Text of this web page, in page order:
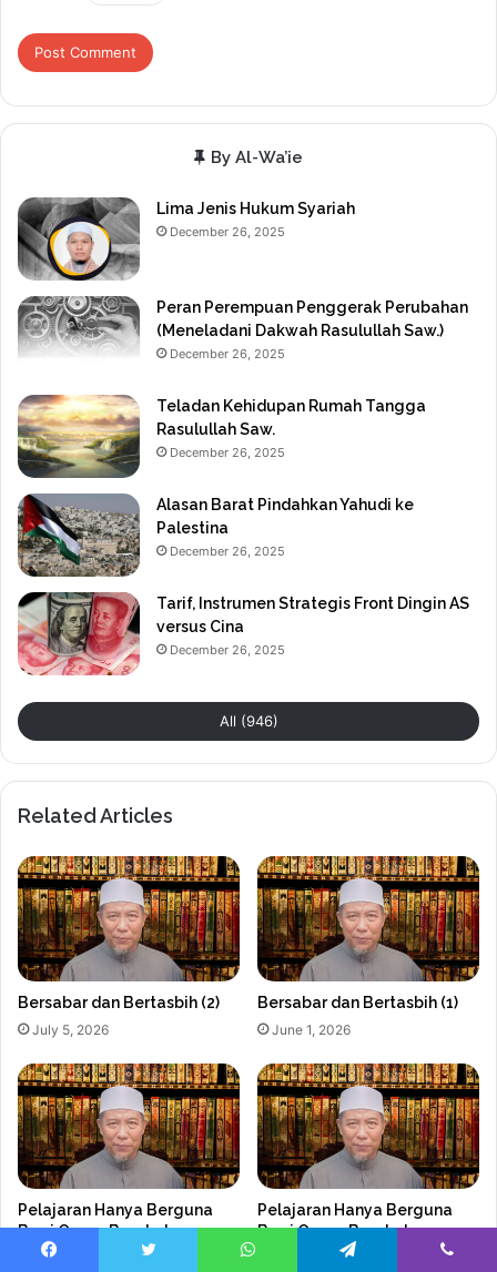
By Al-Wa’ie
Lima Jenis Hukum Syariah
December 26, 2025
Peran Perempuan Penggerak Perubahan
(Meneladani Dakwah Rasulullah Saw.)
December 26, 2025
Teladan Kehidupan Rumah Tangga
Rasulullah Saw.
December 26, 2025
Alasan Barat Pindahkan Yahudi ke
Palestina
December 26, 2025
Tarif, Instrumen Strategis Front Dingin AS
versus Cina
December 26, 2025
All (946)
Related Articles
Bersabar dan Bertasbih (2)
July 5, 2026
Bersabar dan Bertasbih (1)
June 1, 2026
Pelajaran Hanya Berguna
Bagi Orang Berakal
May 14, 2026
Pelajaran Hanya Berguna
Bagi Orang Berakal
April 25, 2026